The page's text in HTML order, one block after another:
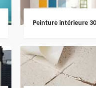
Peinture intérieure 30